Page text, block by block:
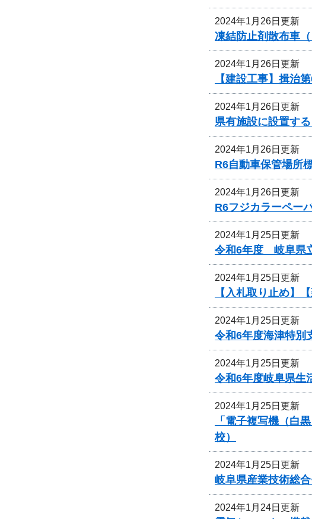
2024年1月26日更新
凍結防止剤散布車
2024年1月26日更新
【建設工事】揖
2024年1月26日更新
県有施設に設置す
2024年1月26日更新
R6自動車保管場所
2024年1月26日更新
R6フジカラーペー
2024年1月25日更新
令和6年度 岐阜県
2024年1月25日更新
【入札取り止め】
2024年1月25日更新
令和6年度海津特別
2024年1月25日更新
令和6年度岐阜県生
2024年1月25日更新
「電子複写機（白
校）
2024年1月25日更新
岐阜県産業技術総
2024年1月24日更新